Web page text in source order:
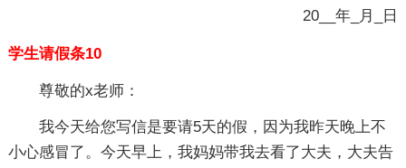
20__年_月_日
学生请假条10
尊敬的x老师：
我今天给您写信是要请5天的假，因为我昨天晚上不
小心感冒了。今天早上，我妈妈带我去看了大夫，大夫告